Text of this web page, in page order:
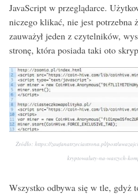
JavaScript w przeglądarce.
niczego klikać, nie jest potrzebna
zauważył jeden z czytelników,
stronę, która posiada taki oto
Źródło: https://zaufanatrzeciastrona.pl/post/
kryptowaluty-na-waszych-
Wszystko odbywa się w tle, gdyż